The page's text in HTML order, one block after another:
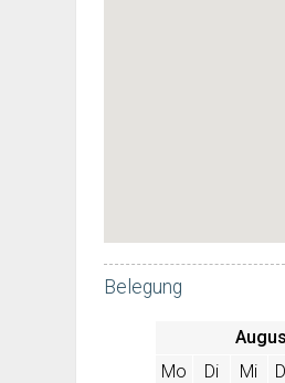
Belegung
Mo
Di Mi